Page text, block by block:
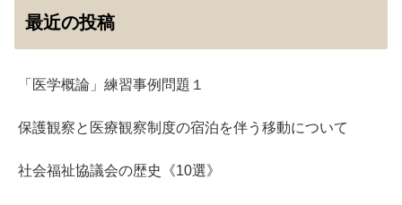
最近の投稿
「医学概論」練習事例問題１
保護観察と医療観察制度の宿泊を伴う移動について
社会福祉協議会の歴史《10選》